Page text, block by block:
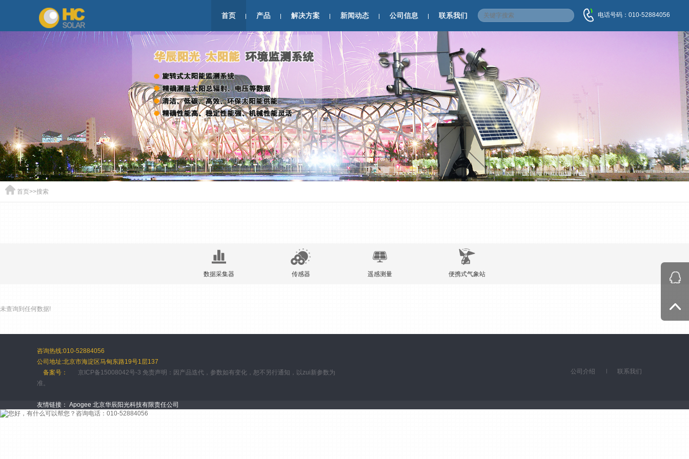
首页 产品 解决方案 新闻动态 公司信息 联系我们 电话号码：010-52884056
首页>>搜索
数据采集器 传感器 遥感测量 便携式气象站
未查询到任何数据!
咨询热线:010-52884056
公司地址:北京市海淀区马甸东路19号1层137
备案号：
京ICP备15008042号-3 免责声明：因产品迭代，参数如有变化，恕不另行通知，以zui新参数为
准。
公司介绍 联系我们
友情链接： Apogee 北京华辰阳光科技有限责任公司